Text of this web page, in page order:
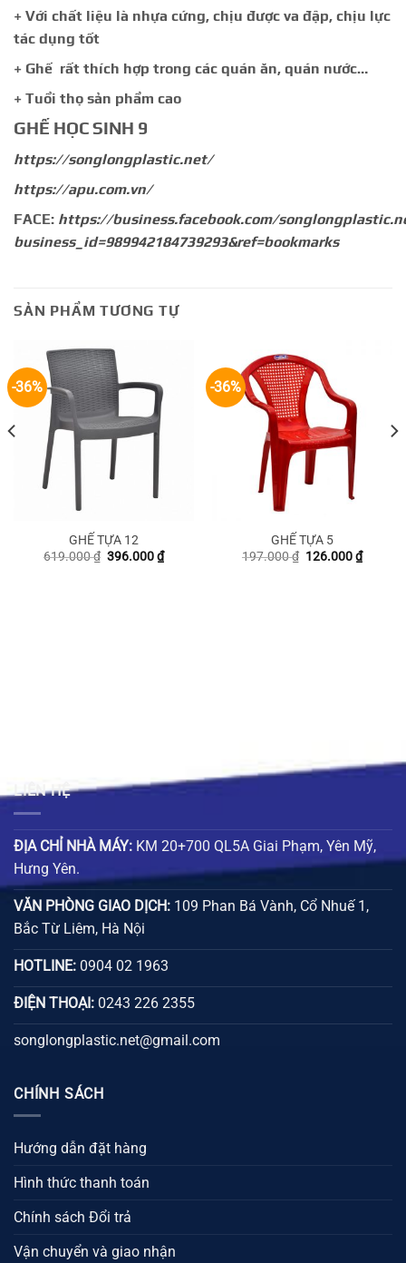
+ Với chất liệu là nhựa cứng, chịu được va đập, chịu lực
tác dụng tốt
+ Ghế rất thích hợp trong các quán ăn, quán nước…
+ Tuổi thọ sản phẩm cao
GHẾ HỌC SINH 9
https://songlongplastic.net/
https://apu.com.vn/
FACE: https://business.facebook.com/
business_id=989942184739293&ref=bookmarks
SẢN PHẨM TƯƠNG TỰ
-36%
GHẾ TỰA 12
619.000₫ Giá
396.000₫Giá
hiện
-36%
GHẾ TỰA 5
197.000₫ Giá
126.000₫Giá
hiện
LIÊN HỆ
ĐỊA CHỈ NHÀ MÁY: KM 20+700 QL5A Giai Phạm, Yên Mỹ,
Hưng Yên.
VĂN PHÒNG GIAO DỊCH: 109 Phan Bá Vành, Cổ Nhuế 1,
Bắc Từ Liêm, Hà Nội
HOTLINE: 0904 02 1963
ĐIỆN THOẠI: 0243 226 2355
songlongplastic.net@gmail.com
CHÍNH SÁCH
Hướng dẫn đặt hàng
Hình thức thanh toán
Chính sách Đổi trả
Vận chuyển và giao nhận